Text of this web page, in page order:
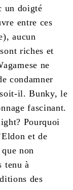
un doigté
entre ces
aucun
riches et
ne
condamner
il. Bunky, le
fascinant.
Pourquoi
et de
non
tenu à
des